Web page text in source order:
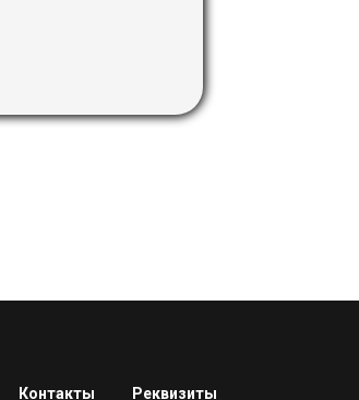
Контакты Реквизиты